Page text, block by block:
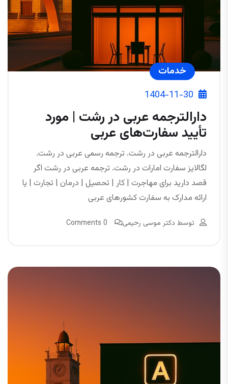
خدمات
1404-11-30
دارالترجمه عربی در رشت | مورد
تأیید سفارت‌های عربی
دارالترجمه عربی در رشت. ترجمه رسمی عربی در رشت.
لگالایز سفارت امارات در رشت. ترجمه عربی در رشت اگر
قصد دارید برای مهاجرت | کار | تحصیل | درمان | تجارت | یا
ارائه مدارک به سفارت کشورهای عربی
توسط دکتر موسی رحیمی 0 Comments